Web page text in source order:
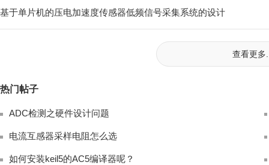
基于单片机的压电加速度传感器低频信号采集系统的设计
查看更多
热门帖子
ADC检测之硬件设计问题
电流互感器采样电阻怎么选
如何安装keil5的AC5编译器呢？